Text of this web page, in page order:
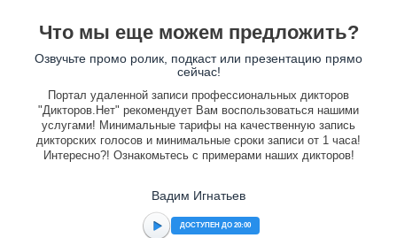
Что мы еще можем предложить?
Озвучьте промо ролик, подкаст или презентацию прямо
сейчас!
Портал удаленной записи профессиональных дикторов
"Дикторов.Нет" рекомендует Вам воспользоваться нашими
услугами! Минимальные тарифы на качественную запись
дикторских голосов и минимальные сроки записи от 1 часа!
Интересно?! Ознакомьтесь с примерами наших дикторов!
Вадим Игнатьев
ДОСТУПЕН ДО 20:00